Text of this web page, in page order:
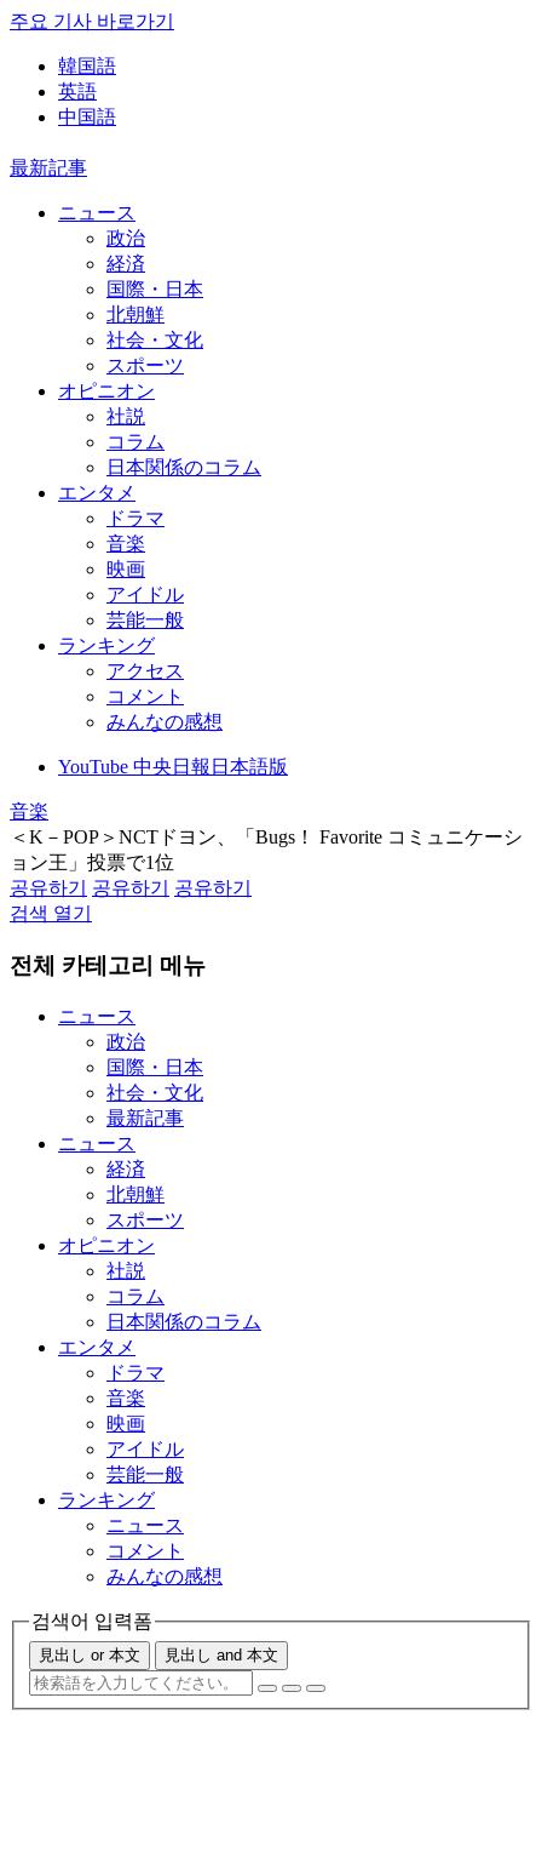
주요 기사 바로가기
韓国語
英語
中国語
最新記事
ニュース
政治
経済
国際・日本
北朝鮮
社会・文化
スポーツ
オピニオン
社説
コラム
日本関係のコラム
エンタメ
ドラマ
音楽
映画
アイドル
芸能一般
ランキング
アクセス
コメント
みんなの感想
YouTube 中央日報日本語版
音楽
＜K－POP＞NCTドヨン、「Bugs！ Favorite コミュニケーシ
ョン王」投票で1位
공유하기
공유하기
공유하기
검색 열기
전체 카테고리 메뉴
ニュース
政治
国際・日本
社会・文化
最新記事
ニュース
経済
北朝鮮
スポーツ
オピニオン
社説
コラム
日本関係のコラム
エンタメ
ドラマ
音楽
映画
アイドル
芸能一般
ランキング
ニュース
コメント
みんなの感想
검색어 입력폼
見出し or 本文 見出し and 本文